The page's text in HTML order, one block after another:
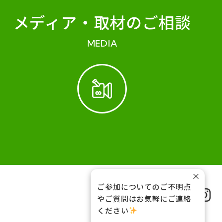
メディア・ 取材のご相談
MEDIA
FOLLOW US
ご参加についてのご不明点
やご質問はお気軽にご連絡
ください
×